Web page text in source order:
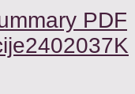
PDF